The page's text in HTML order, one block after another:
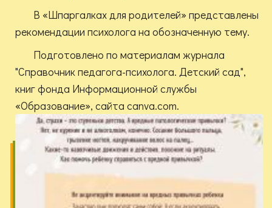
В «Шпаргалках для родителей» представлены
рекомендации психолога на обозначенную тему.
Подготовлено по материалам журнала
"Справочник педагога-психолога. Детский сад",
книг фонда Информационной службы
«Образование», сайта canva.com.